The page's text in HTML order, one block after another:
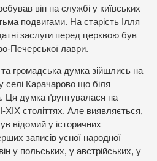
він на службі у київських
подвигами. На старість Ілля
заслуги перед церквою був
Печерської лаври.
та громадська думка зійшлись на
селі Карачарово що біля
Ця думка ґрунтувалася на
століттях. Але виявляється,
відомий у історичних
записів усної народної
у польських, у австрійських, у